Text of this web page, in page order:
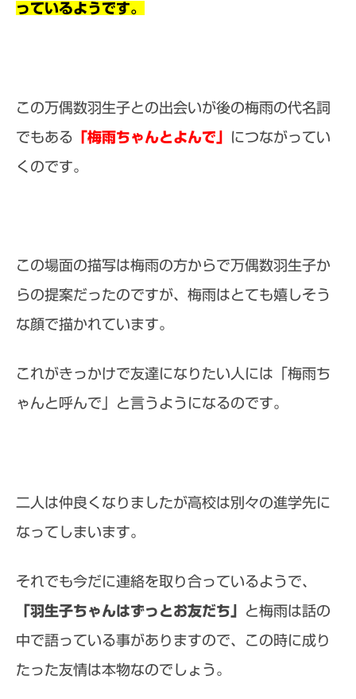
っているようです。
この万偶数羽生子との出会いが後の梅雨の代名詞
でもある 「梅雨ちゃんとよんで」 につながってい
くのです。
この場面の描写は梅雨の方からで万偶数羽生子か
らの提案だったのですが、梅雨はとても嬉しそう
な顔で描かれています。
これがきっかけで友達になりたい人には「梅雨ち
ゃんと呼んで」と言うようになるのです。
二人は仲良くなりましたが高校は別々の進学先に
なってしまいます。
それでも今だに連絡を取り合っているようで、
「羽生子ちゃんはずっとお友だち」 と梅雨は話の
中で語っている事がありますので、この時に成り
たった友情は本物なのでしょう。